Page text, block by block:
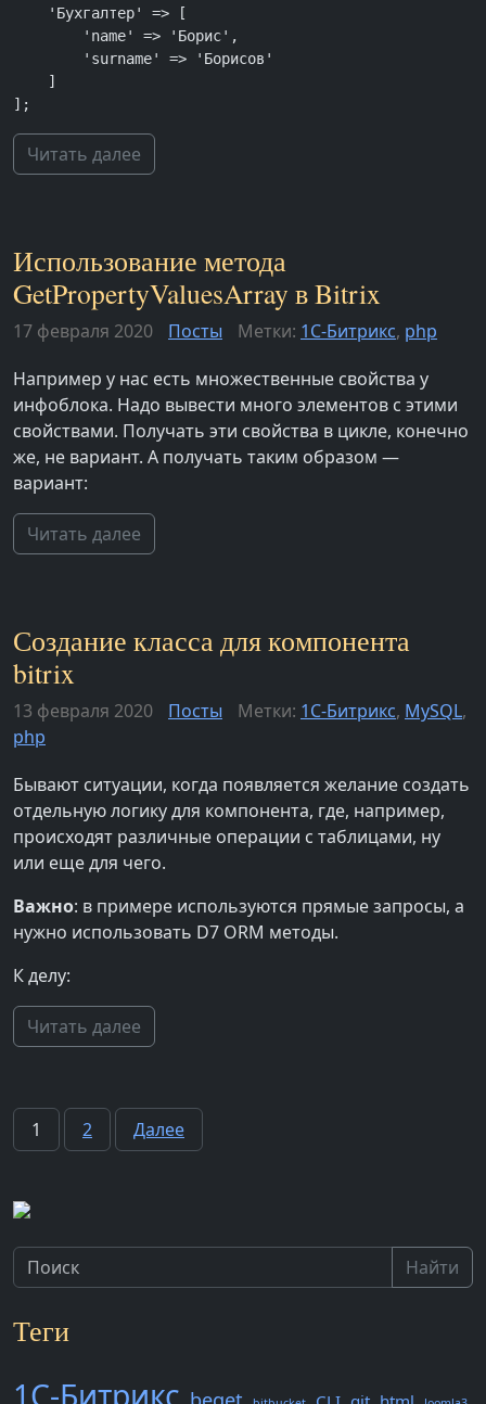
];
Читать далее
Использование метода
GetPropertyValuesArray в Bitrix
17 февраля 2020 Посты Метки: 1С-Битрикс, php
Например у нас есть множественные свойства у
инфоблока. Надо вывести много элементов с этими
свойствами. Получать эти свойства в цикле, конечно
же, не вариант. А получать таким образом —
вариант:
Читать далее
Создание класса для компонента
bitrix
13 февраля 2020 Посты Метки: 1С-Битрикс, MySQL,
php
Бывают ситуации, когда появляется желание создать
отдельную логику для компонента, где, например,
происходят различные операции с таблицами, ну
или еще для чего.
Важно: в примере используются прямые запросы, а
нужно использовать D7 ORM методы.
К делу:
Читать далее
Пагинация
1 2 Далее
Найти
Теги
1С-Битрикс